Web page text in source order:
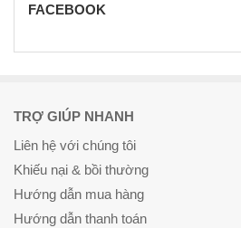
FACEBOOK
TRỢ GIÚP NHANH
Liên hệ với chúng tôi
Khiếu nại & bồi thường
Hướng dẫn mua hàng
Hướng dẫn thanh toán